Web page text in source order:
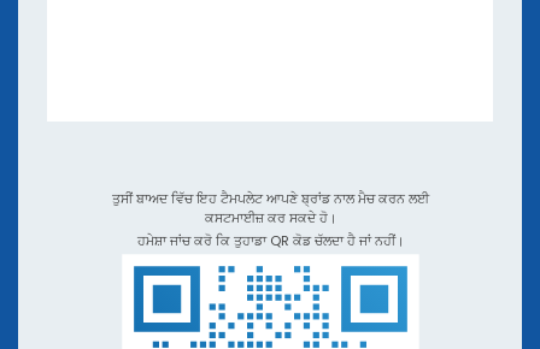
ਤੁਸੀਂ ਬਾਅਦ ਵਿੱਚ ਇਹ ਟੈਮਪਲੇਟ ਆਪਣੇ ਬ੍ਰਾਂਡ ਨਾਲ ਮੈਚ ਕਰਨ ਲਈ
ਕਸਟਮਾਈਜ਼ ਕਰ ਸਕਦੇ ਹੋ।
ਹਮੇਸ਼ਾ ਜਾਂਚ ਕਰੋ ਕਿ ਤੁਹਾਡਾ QR ਕੋਡ ਚੱਲਦਾ ਹੈ ਜਾਂ ਨਹੀਂ।